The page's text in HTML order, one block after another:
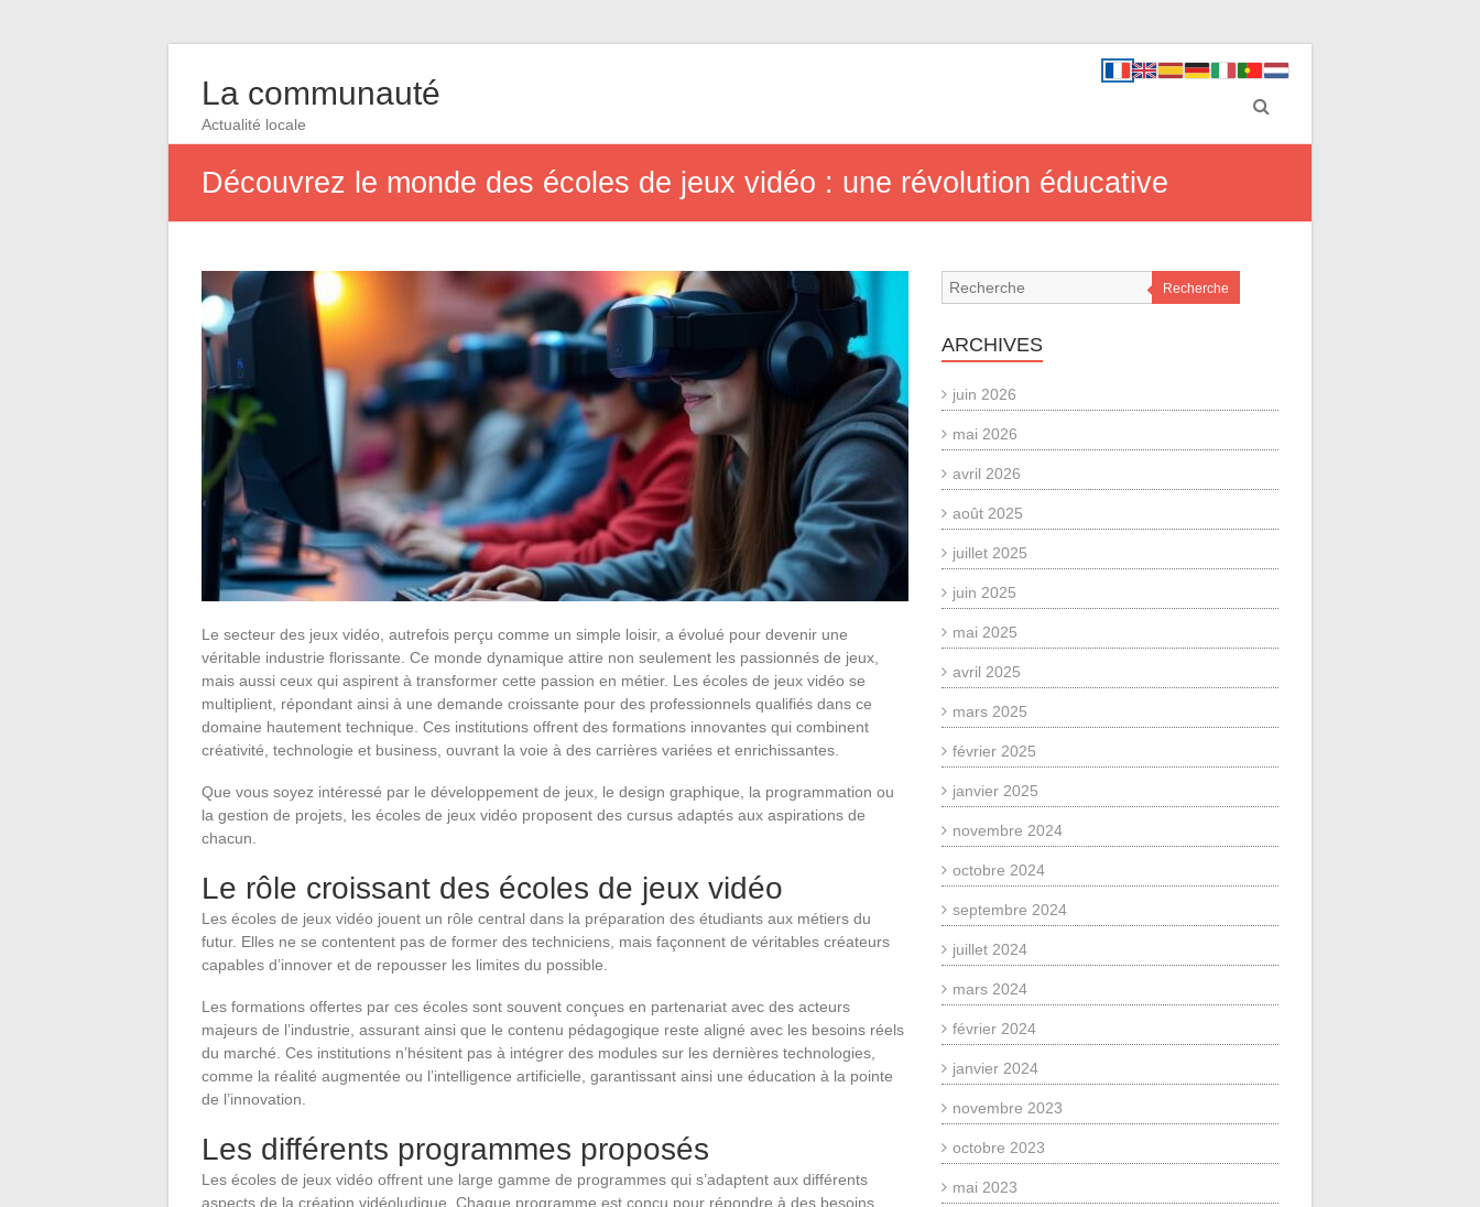
La communauté
Actualité locale
Découvrez le monde des écoles de jeux vidéo : une révolution éducative
Le secteur des jeux vidéo, autrefois perçu comme un simple loisir, a évolué pour devenir une
véritable industrie florissante. Ce monde dynamique attire non seulement les passionnés de jeux,
mais aussi ceux qui aspirent à transformer cette passion en métier. Les écoles de jeux vidéo se
multiplient, répondant ainsi à une demande croissante pour des professionnels qualifiés dans ce
domaine hautement technique. Ces institutions offrent des formations innovantes qui combinent
créativité, technologie et business, ouvrant la voie à des carrières variées et enrichissantes.
Que vous soyez intéressé par le développement de jeux, le design graphique, la programmation ou
la gestion de projets, les écoles de jeux vidéo proposent des cursus adaptés aux aspirations de
chacun.
Le rôle croissant des écoles de jeux vidéo
Les écoles de jeux vidéo jouent un rôle central dans la préparation des étudiants aux métiers du
futur. Elles ne se contentent pas de former des techniciens, mais façonnent de véritables créateurs
capables d’innover et de repousser les limites du possible.
Les formations offertes par ces écoles sont souvent conçues en partenariat avec des acteurs
majeurs de l’industrie, assurant ainsi que le contenu pédagogique reste aligné avec les besoins réels
du marché. Ces institutions n’hésitent pas à intégrer des modules sur les dernières technologies,
comme la réalité augmentée ou l’intelligence artificielle, garantissant ainsi une éducation à la pointe
de l’innovation.
Les différents programmes proposés
Les écoles de jeux vidéo offrent une large gamme de programmes qui s’adaptent aux différents
aspects de la création vidéoludique. Chaque programme est conçu pour répondre à des besoins
Recherche
ARCHIVES
juin 2026
mai 2026
avril 2026
août 2025
juillet 2025
juin 2025
mai 2025
avril 2025
mars 2025
février 2025
janvier 2025
novembre 2024
octobre 2024
septembre 2024
juillet 2024
mars 2024
février 2024
janvier 2024
novembre 2023
octobre 2023
mai 2023